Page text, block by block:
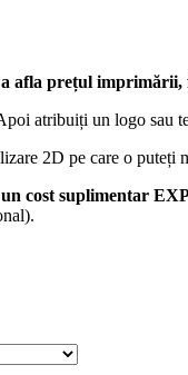
afla prețul
atribuiți un logo sau
2D pe care o
cost suplimentar